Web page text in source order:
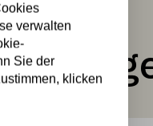
auch
verwalten
Sie der
klicken